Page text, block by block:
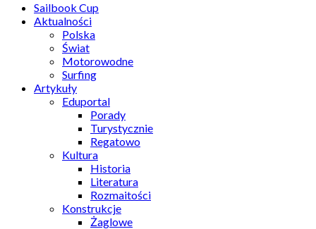
Sailbook Cup
Aktualności
Polska
Świat
Motorowodne
Surfing
Artykuły
Eduportal
Porady
Turystycznie
Regatowo
Kultura
Historia
Literatura
Rozmaitości
Konstrukcje
Żaglowe